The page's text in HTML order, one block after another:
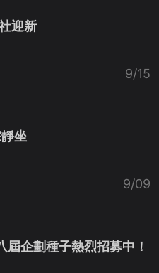
迎新
9/15
坐
9/09
企劃種子熱烈招募中！